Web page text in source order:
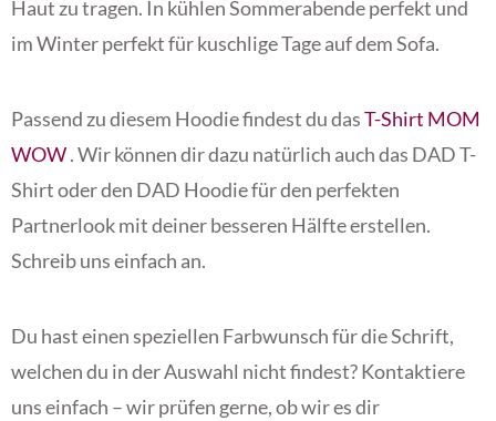
Haut zu tragen. In kühlen Sommerabende perfekt und
im Winter perfekt für kuschlige Tage auf dem Sofa.
Passend zu diesem Hoodie findest du dasT-Shirt MOM
WOW. Wir können dir dazu natürlich auch das DAD T-
Shirt oder den DAD Hoodie für den perfekten
Partnerlook mit deiner besseren Hälfte erstellen.
Schreib uns einfach an.
Du hast einen speziellen Farbwunsch für die Schrift,
welchen du in der Auswahl nicht findest? Kontaktiere
uns einfach – wir prüfen gerne, ob wir es dir